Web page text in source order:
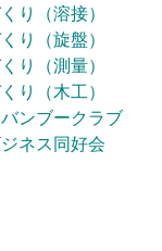
り（溶接）
り（旋盤）
り（測量）
り（木工）
ンブークラブ
ネス同好会